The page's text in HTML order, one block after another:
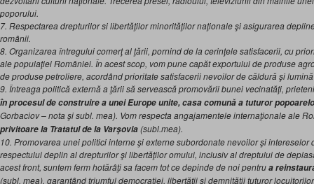
poporului.
7. Respectarea drepturilor si libertăţilor minorităţilor naţionale şi asigurarea
românii.
8. Organizarea întregului comerţ al ţării, pornind de la cerinţele satisfacerii, cu
ale populaţiei României. În acest scop, vom pune capăt exportului de produse
de produse petroliere, acordând prioritate satisfacerii nevoilor de căldură şi
9. Întreaga politică externă a ţării să servească promovării bunei vecinatăţi,
în procesul de construire a unei Europe unite, casa comună a tuturor
Gorbaciov – nota şi subl. mea). Vom respecta angajamentele internaţionale ale
privitoare la Tratatul de la Varşovia(subl.mea).
10. Promovarea unei politici interne şi externe subordonate nevoilor şi intereselor
respectului deplin al drepturilor şi libertăţilor omului, inclusiv al dreptului de
acest front, suntem ferm hotărâţi sa facem tot ce depinde de noi pentrua
(subl. mea), garantând triumful democraţiei, libertăţii si demnităţii tuturor